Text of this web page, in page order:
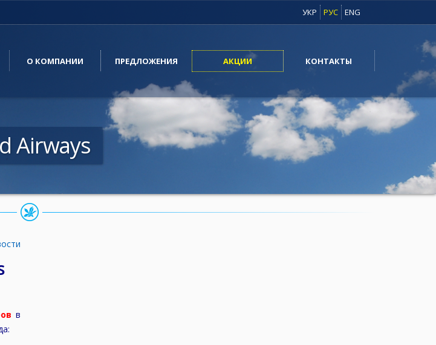
УКР РУС ENG
О КОМПАНИИ ПРЕДЛОЖЕНИЯ АКЦИИ КОНТАКТЫ
Airways
в